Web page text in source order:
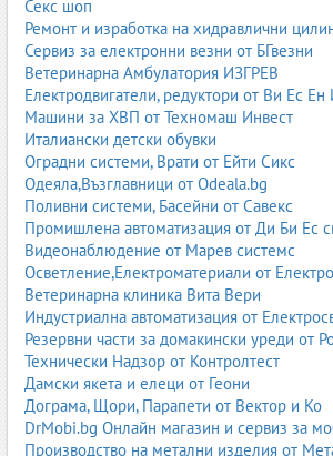
клиентите да избират и поръчват от всяка
Бъчви
Категорията „Бъчви“ включва
дървени бъчви, каци и съдове за вино,
напитки. Тези продукти са важна част от
домашното производство на алкохол, както
винарни и дегустационни зали.
занаят, който изисква прецизност,
технологията на изработка.
Предлагат се различни размери и видове
декоративни до големи професионални
предлагат и реставрация, поддръжка,
персонализиране на бъчви, което ги прави
винари, дестилерии и любители.
Видео игри
Подкатегорията „Видео игри“ обхваща
платформи и услуги, свързани с продажба
Секс шоп
Ремонт и изработка на хидравлични
Сервиз за електронни везни от БГвезни
Ветеринарна Амбулатория ИЗГРЕВ
Електродвигатели, редуктори от Ви Ес Ен
Машини за ХВП от Техномаш Инвест
Италиански детски обувки
Оградни системи, Врати от Ейти Сикс
Одеяла,Възглавници от Odeala.bg
Поливни системи, Басейни от Савекс
Промишлена автоматизация от Ди Би Ес
Видеонаблюдение от Марев системс
Осветление,Електроматериали от
Ветеринарна клиника Вита Вери
Индустриална автоматизация от
Резервни части за домакински уреди от
Технически Надзор от Контролтест
Дамски якета и елеци от Геони
Дограма, Щори, Парапети от Вектор и Ко
DrMobi.bg Онлайн магазин и сервиз за
Производство на метални изделия от